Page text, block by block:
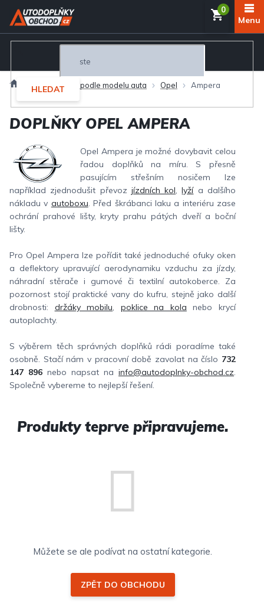
Přejít
obsah
HLEDAT
Autodoplňky podle modelu auta Opel Ampera
DOPLŇKY OPEL AMPERA
Opel Ampera je možné dovybavit celou
řadou doplňků na míru. S přesně
pasujícím střešním nosičem lze
například zjednodušit převoz jízdních kol,lyžía dalšího
nákladu v autoboxu. Před škrábanci laku a interiéru zase
ochrání prahové lišty, kryty prahu pátých dveří a boční
lišty.
Pro Opel Ampera lze pořídit také jednoduché ofuky oken
a deflektory upravující aerodynamiku vzduchu za jízdy,
náhradní stěrače i gumové či textilní autokoberce. Za
pozornost stojí praktické vany do kufru, stejně jako další
drobnosti: držáky mobilu, poklice na kola nebo krycí
autoplachty.
S výběrem těch správných doplňků rádi poradíme také
osobně. Stačí nám v pracovní době zavolat na číslo 732
147 896 nebo napsat na info@autodoplnky-obchod.cz.
Společně vybereme to nejlepší řešení.
Produkty teprve připravujeme.
Můžete se ale podívat na ostatní kategorie.
ZPĚT DO OBCHODU